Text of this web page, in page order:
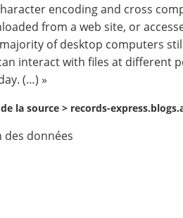
encoding and cross
from a web site, or
of desktop computers
interact with files at different
(…) »
la source > records-
des données